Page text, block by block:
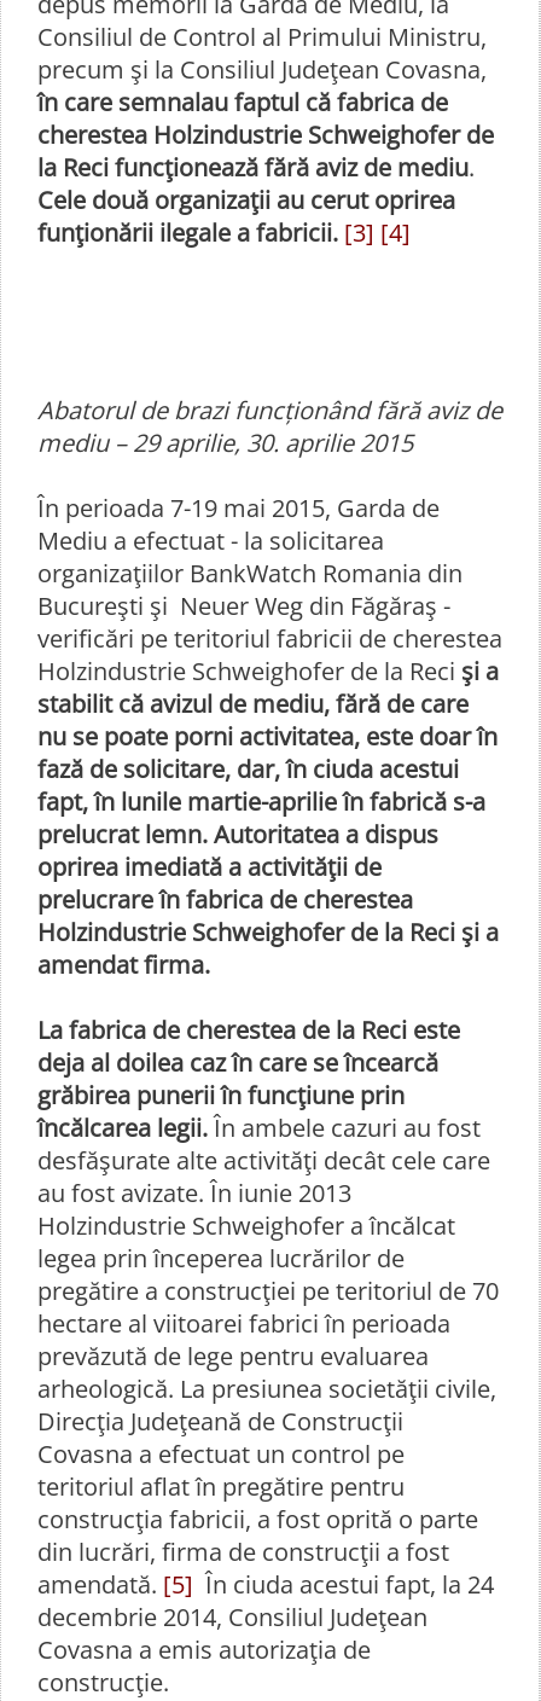
Consiliul de Control al Primului Ministru,
precum şi la Consiliul Judeţean Covasna,
în care semnalau faptul că fabrica de
cherestea Holzindustrie Schweighofer de
la Reci funcţionează fără aviz de mediu.
Cele două organizaţii au cerut oprirea
funţionării ilegale a fabricii. [3] [4]
Abatorul de brazi funcționând fără aviz de
mediu – 29 aprilie, 30. aprilie 2015
În perioada 7-19 mai 2015, Garda de
Mediu a efectuat - la solicitarea
organizaţiilor BankWatch Romania din
Bucureşti şi Neuer Weg din Făgăraş -
verificări pe teritoriul fabricii de cherestea
Holzindustrie Schweighofer de la Reci şi a
stabilit că avizul de mediu, fără de care
nu se poate porni activitatea, este doar în
fază de solicitare, dar, în ciuda acestui
fapt, în lunile martie-aprilie în fabrică s-a
prelucrat lemn. Autoritatea a dispus
oprirea imediată a activităţii de
prelucrare în fabrica de cherestea
Holzindustrie Schweighofer de la Reci şi a
amendat firma.
La fabrica de cherestea de la Reci este
deja al doilea caz în care se încearcă
grăbirea punerii în funcţiune prin
încălcarea legii.În ambele cazuri au fost
desfăşurate alte activităţi decât cele care
au fost avizate. În iunie 2013
Holzindustrie Schweighofer a încălcat
legea prin începerea lucrărilor de
pregătire a construcţiei pe teritoriul de 70
hectare al viitoarei fabrici în perioada
prevăzută de lege pentru evaluarea
arheologică. La presiunea societăţii civile,
Direcţia Judeţeană de Construcţii
Covasna a efectuat un control pe
teritoriul aflat în pregătire pentru
construcţia fabricii, a fost oprită o parte
din lucrări, firma de construcţii a fost
amendată. [5] În ciuda acestui fapt, la 24
decembrie 2014, Consiliul Judeţean
Covasna a emis autorizaţia de
construcţie.